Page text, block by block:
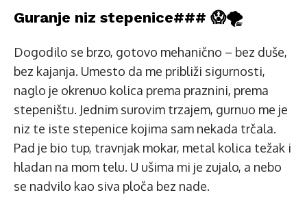
Guranje niz stepenice### 😱🌪️
Dogodilo se brzo, gotovo mehanično – bez duše,
bez kajanja. Umesto da me približi sigurnosti,
naglo je okrenuo kolica prema praznini, prema
stepeništu. Jednim surovim trzajem, gurnuo me je
niz te iste stepenice kojima sam nekada trčala.
Pad je bio tup, travnjak mokar, metal kolica težak i
hladan na mom telu. U ušima mi je zujalo, a nebo
se nadvilo kao siva ploča bez nade.